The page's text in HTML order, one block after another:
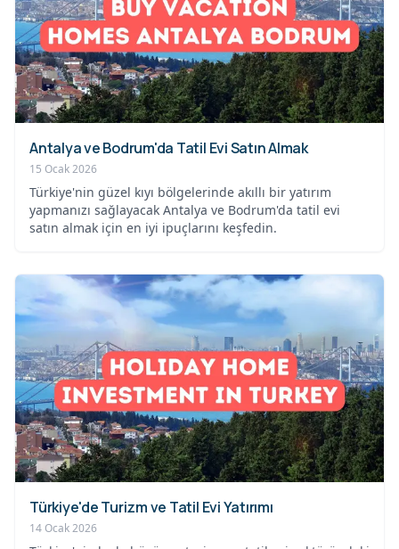
Antalya ve Bodrum'da Tatil Evi Satın Almak
15 Ocak 2026
Türkiye'nin güzel kıyı bölgelerinde akıllı bir yatırım
yapmanızı sağlayacak Antalya ve Bodrum'da tatil evi
satın almak için en iyi ipuçlarını keşfedin.
Türkiye'de Turizm ve Tatil Evi Yatırımı
14 Ocak 2026